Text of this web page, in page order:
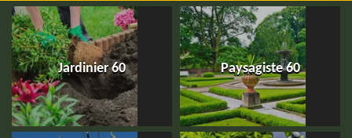
Jardinier 60 Paysagiste 60